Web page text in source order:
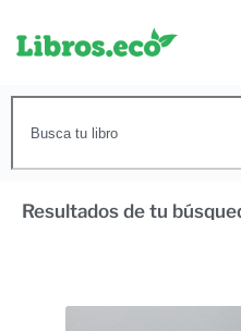
Resultados de tu